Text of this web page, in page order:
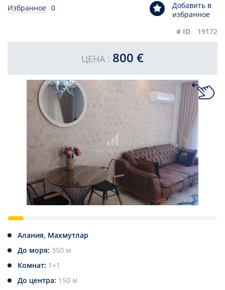
Избранное 0
Добавить в
избранное
# ID
19172
ЦЕНА : 800 €
Алания, Махмутлар
До моря: 350 м
Комнат: 1+1
До центра: 150 м